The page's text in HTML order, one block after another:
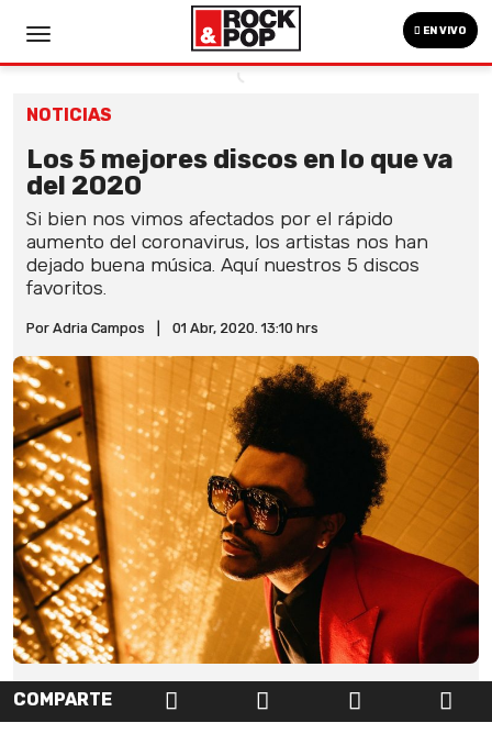
EN VIVO
NOTICIAS
Los 5 mejores discos en lo que va
del 2020
Si bien nos vimos afectados por el rápido
aumento del coronavirus, los artistas nos han
dejado buena música. Aquí nuestros 5 discos
favoritos.
Por Adria Campos 01 Abr, 2020. 13:10 hrs
COMPARTE